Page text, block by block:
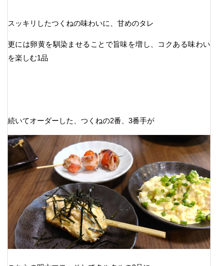
スッキリしたつくねの味わいに、甘めのタレ
更には卵黄を馴染ませることで旨味を増し、コクある味わい
を楽しむ1品
続いてオーダーした、つくねの2番、3番手が